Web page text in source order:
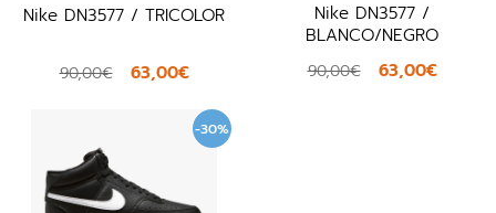
Nike DN3577 / TRICOLOR
90,00€ 63,00€
Nike DN3577 /
BLANCO/NEGRO
90,00€ 63,00€
-30%